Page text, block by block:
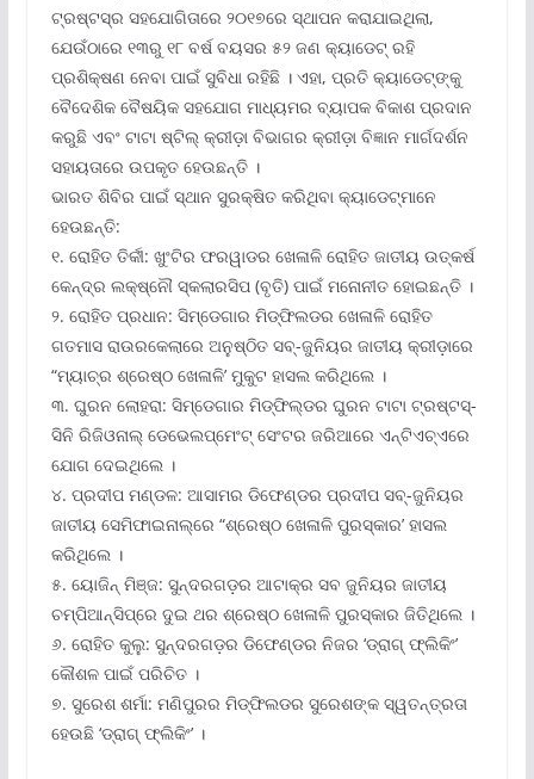
ଟ୍ରଷ୍ଟସ୍‌ର ସହଯୋଗିତାରେ ୨୦୧୭ରେ ସ୍ଥାପନ କରାଯାଇଥିଲା,
ଯେଉଁଠାରେ ୧୩ରୁ ୧୮ ବର୍ଷ ବୟସର ୫୨ ଜଣ କ୍ୟାଡେଟ୍ ରହି
ପ୍ରଶିକ୍ଷଣ ନେବା ପାଇଁ ସୁବିଧା ରହିଛି । ଏହା, ପ୍ରତି କ୍ୟାଡେଟ୍‌ଙ୍କୁ
ବୈଦେଶିକ ବୈଷୟିକ ସହଯୋଗ ମାଧ୍ୟମର ବ୍ୟାପକ ବିକାଶ ପ୍ରଦାନ
କରୁଛି ଏବଂ ଟାଟା ଷ୍ଟିଲ୍ କ୍ରୀଡ଼ା ବିଭାଗର କ୍ରୀଡ଼ା ବିଜ୍ଞାନ ମାର୍ଗଦର୍ଶନ
ସହାୟତାରେ ଉପକୃତ ହେଉଛନ୍ତି ।
ଭାରତ ଶିବିର ପାଇଁ ସ୍ଥାନ ସୁରକ୍ଷିତ କରିଥିବା କ୍ୟାଡେଟ୍‌ମାନେ
ହେଉଛନ୍ତି:
୧. ରୋହିତ ତିର୍କୀ: ଖୁଂଟିର ଫରୱାଡର ଖେଳାଳି ରୋହିତ ଜାତୀୟ ଉତ୍କର୍ଷ
କେନ୍ଦ୍ର ଲକ୍ଷ୍ନୌ ସ୍କଲାରସିପ (ବୃତି) ପାଇଁ ମନୋନୀତ ହୋଇଛନ୍ତି ।
୨. ରୋହିତ ପ୍ରଧାନ: ସିମ୍‌ଡେଗାର ମିଡ୍‌ଫିଲଡର ଖେଳାଳି ରୋହିତ
ଗତମାସ ରାଉରକେଲାରେ ଅନୁଷ୍ଠିତ ସବ୍‌-ଜୁନିୟର ଜାତୀୟ କ୍ରୀଡ଼ାରେ
“ମ୍ୟାଚ୍‌ର ଶ୍ରେଷ୍ଠ ଖେଳାଳି’ ମୁକୁଟ ହାସଲ କରିଥିଲେ ।
୩. ଘୁରନ ଲୋହରା: ସିମ୍‌ଡେଗାର ମିଡ୍‌ଫିଲ୍‌ଡର ଘୁରନ ଟାଟା ଟ୍ରଷ୍ଟସ୍‌-
ସିନି ରିଜିଓନାଲ୍ ଡେଭେଲପ୍‌ମେଂଟ୍ ସେଂଟର ଜରିଆରେ ଏନ୍‌ଟିଏଚ୍‌ଏରେ
ଯୋଗ ଦେଇଥିଲେ ।
୪. ପ୍ରଦୀପ ମଣ୍ଡଳ: ଆସାମର ଡିଫେଣ୍ଡର ପ୍ରଦୀପ ସବ୍‌-ଜୁନିୟର
ଜାତୀୟ ସେମିଫାଇନାଲ୍‌ରେ “ଶ୍ରେଷ୍ଠ ଖେଳାଳି ପୁରସ୍କାର’ ହାସଲ
କରିଥିଲେ ।
୫. ୟୋଜିନ୍ ମିଞ୍ଜ: ସୁନ୍ଦରଗଡ଼ର ଆଟାକ୍‌ର ସବ ଜୁନିୟର ଜାତୀୟ
ଚମ୍ପିଆନ୍‌ସିପ୍‌ରେ ଦୁଇ ଥର ଶ୍ରେଷ୍ଠ ଖେଳାଳି ପୁରସ୍କାର ଜିତିଥିଲେ ।
୬. ରୋହିତ କୁଲୁ: ସୁନ୍ଦରଗଡ଼ର ଡିଫେଣ୍ଡର ନିଜର ‘ଡ୍ରାଗ୍ ଫ୍ଲିକିଂ’
କୌଶଳ ପାଇଁ ପରିଚିତ ।
୭. ସୁରେଶ ଶର୍ମା: ମଣିପୁରର ମିଡ୍‌ଫିଲଡର ସୁରେଶଙ୍କ ସ୍ୱତନ୍ତ୍ରତା
ହେଉଛି ‘ଡ୍ରାଗ୍ ଫ୍ଲିକିଂ’ ।